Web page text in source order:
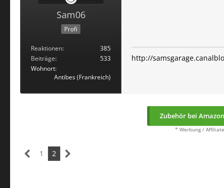
Sam06
Profi
Reaktionen
385
Beiträge
533
Wohnort
Antibes (Frankreich)
http://
Zubehör bei
* Werbung /
1 2